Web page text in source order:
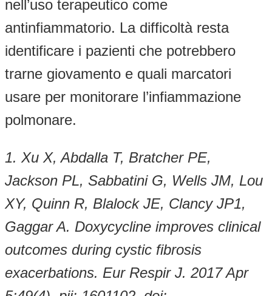
nell’uso terapeutico come
antinfiammatorio. La difficoltà resta
identificare i pazienti che potrebbero
trarne giovamento e quali marcatori
usare per monitorare l’infiammazione
polmonare.
1. Xu X, Abdalla T, Bratcher PE,
Jackson PL, Sabbatini G, Wells JM, Lou
XY, Quinn R, Blalock JE, Clancy JP1,
Gaggar A. Doxycycline improves clinical
outcomes during cystic fibrosis
exacerbations. Eur Respir J. 2017 Apr